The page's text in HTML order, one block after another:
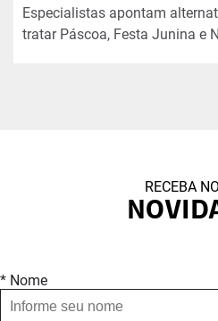
Especialistas apontam
tratar Páscoa, Festa Junina e
RECEBA
* Nome